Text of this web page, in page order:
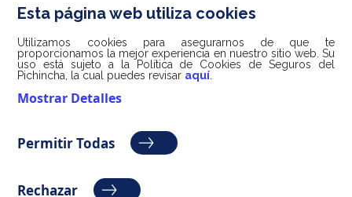
Esta página web utiliza cookies
Utilizamos cookies para asegurarnos de que te
proporcionamos la mejor experiencia en nuestro sitio web. Su
uso está sujeto a la Política de Cookies de Seguros del
Pichincha, la cual puedes revisar aquí
Mostrar Detalles
Permitir Todas
Rechazar
Trabaja con nosotros
info@seg-pichincha.com / 1800 400 400 /
Powered byMonkey Plus